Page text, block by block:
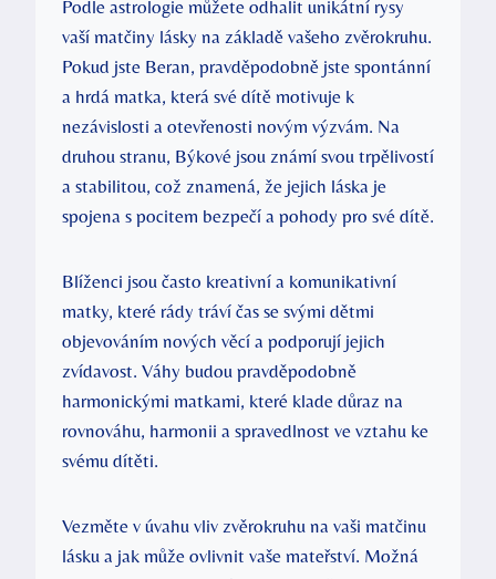
Podle astrologie můžete odhalit unikátní rysy
vaší matčiny lásky na základě vašeho zvěrokruhu.
Pokud jste Beran, pravděpodobně jste spontánní
a hrdá matka, která své dítě motivuje k
nezávislosti a otevřenosti novým výzvám. Na
druhou stranu, Býkové jsou známí svou trpělivostí
a stabilitou, což znamená, že jejich láska je
spojena s pocitem bezpečí a pohody pro své dítě.
Blíženci jsou často kreativní a komunikativní
matky, které rády tráví čas se svými dětmi
objevováním nových věcí a podporují jejich
zvídavost. Váhy budou pravděpodobně
harmonickými matkami, které klade důraz na
rovnováhu, harmonii a spravedlnost ve vztahu ke
svému dítěti.
Vezměte v úvahu vliv zvěrokruhu na vaši matčinu
lásku a jak může ovlivnit vaše mateřství. Možná